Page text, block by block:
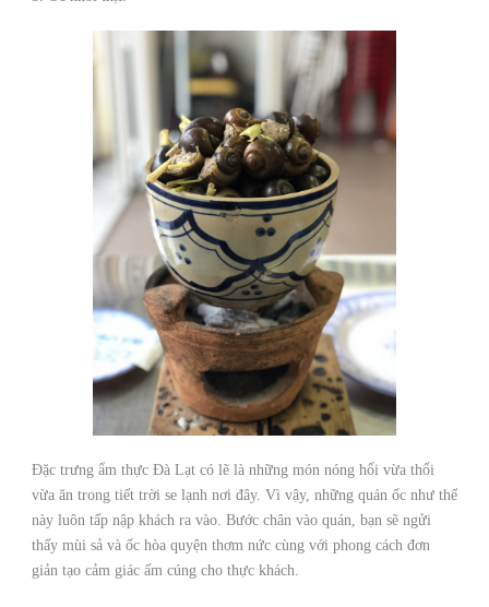
Đặc trưng ẩm thực Đà Lạt có lẽ là những món nóng hổi vừa thổi
vừa ăn trong tiết trời se lạnh nơi đây. Vì vậy, những quán ốc như thế
này luôn tấp nập khách ra vào. Bước chân vào quán, bạn sẽ ngửi
thấy mùi sả và ốc hòa quyện thơm nức cùng với phong cách đơn
giản tạo cảm giác ấm cúng cho thực khách.